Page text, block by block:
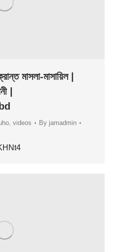
মাসলা-মাসায়িল |
|
, videos By jamadmin